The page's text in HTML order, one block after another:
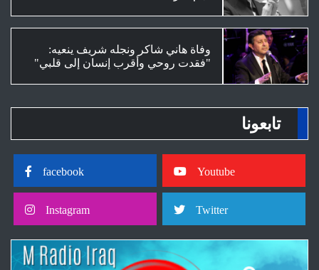
الخسارة نهاية المشوار في البطولة.
وفاة هاني شاكر ونجله شريف ينعيه:
"فقدت روحي وأقرب إنسان إلى قلبي"
تابعونا
facebook Youtube
Instagram Twitter